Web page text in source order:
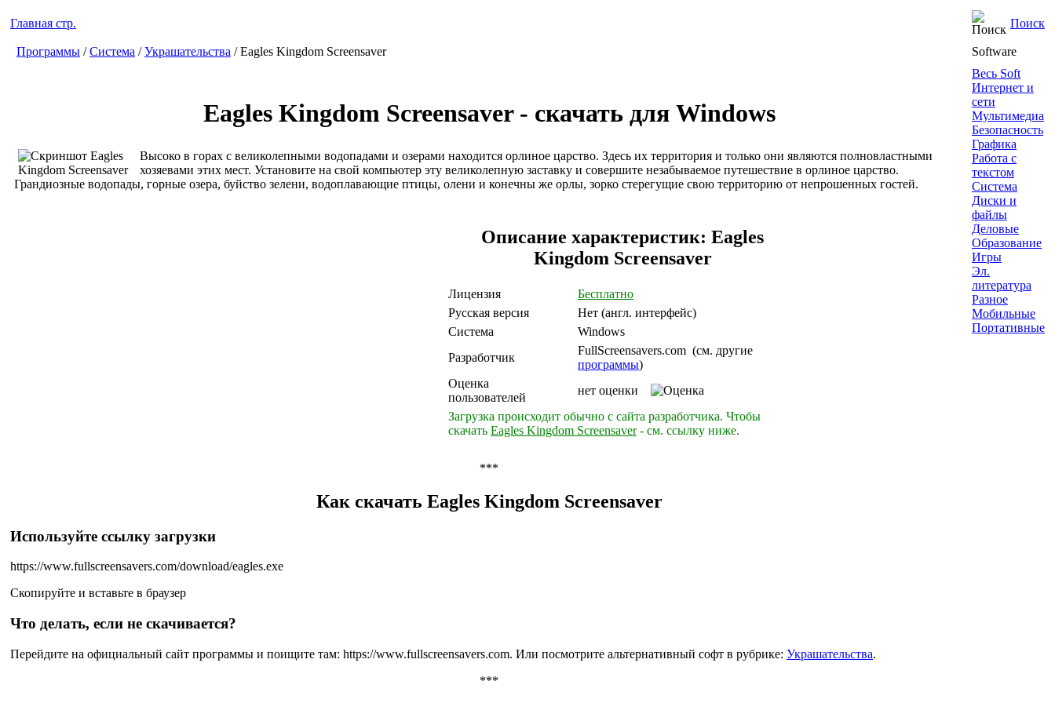
Главная стр. Поиск
Программы /Система /Украшательства / Eagles Kingdom Screensaver
Eagles Kingdom Screensaver - скачать для Windows
Высоко в горах с великолепными водопадами и озерами находится орлиное царство. Здесь их территория и только они являются полновластными
хозяевами этих мест. Установите на свой компьютер эту великолепную заставку и совершите незабываемое путешествие в орлиное царство.
Грандиозные водопады, горные озера, буйство зелени, водоплавающие птицы, олени и конечны же орлы, зорко стерегущие свою территорию от непрошенных гостей.
Описание характеристик: Eagles
Kingdom Screensaver
Лицензия
Бесплатно
Русская версия
Нет (англ. интерфейс)
Система
Windows
Разработчик
FullScreensavers.com (cм. другие
программы)
Оценка
пользователей
нет оценки
Загрузка происходит обычно с сайта разработчика. Чтобы
скачать Eagles Kingdom Screensaver- см. ссылку ниже.
***
Как скачать Eagles Kingdom Screensaver
Используйте ссылку загрузки
https://www.fullscreensavers.com/download/eagles.exe
Скопируйте и вставьте в браузер
Что делать, если не скачивается?
Перейдите на официальный сайт программы и поищите там: https://www.fullscreensavers.com. Или посмотрите альтернативный софт в рубрике: Украшательства.
***
Software
Весь Soft
Интернет и
сети
Мультимедиа
Безопасность
Графика
Работа с
текстом
Система
Диски и
файлы
Деловые
Образование
Игры
Эл.
литература
Разное
Мобильные
Портативные